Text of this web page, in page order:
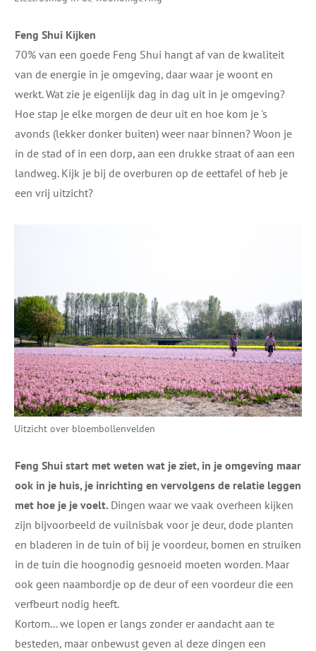
Feng Shui Kijken
70% van een goede Feng Shui hangt af van de kwaliteit
van de energie in je omgeving, daar waar je woont en
werkt. Wat zie je eigenlijk dag in dag uit in je omgeving?
Hoe stap je elke morgen de deur uit en hoe kom je 's
avonds (lekker donker buiten) weer naar binnen? Woon je
in de stad of in een dorp, aan een drukke straat of aan een
landweg. Kijk je bij de overburen op de eettafel of heb je
een vrij uitzicht?
Uitzicht over bloembollenvelden
Feng Shui start met weten wat je ziet, in je omgeving maar
ook in je huis, je inrichting en vervolgens de relatie leggen
met hoe je je voelt. Dingen waar we vaak overheen kijken
zijn bijvoorbeeld de vuilnisbak voor je deur, dode planten
en bladeren in de tuin of bij je voordeur, bomen en struiken
in de tuin die hoognodig gesnoeid moeten worden. Maar
ook geen naambordje op de deur of een voordeur die een
verfbeurt nodig heeft.
Kortom... we lopen er langs zonder er aandacht aan te
besteden, maar onbewust geven al deze dingen een